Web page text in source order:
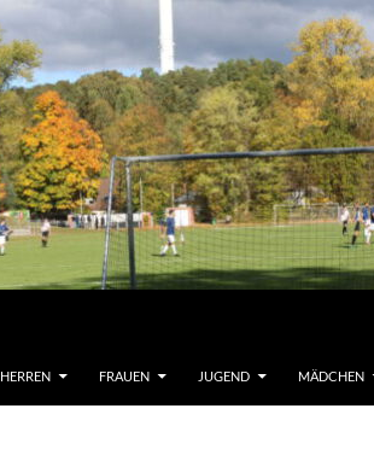
HERREN FRAUEN JUGEND MÄDCHEN